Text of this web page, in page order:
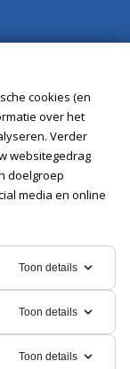
cookies (en
over het
Verder
websitegedrag
doelgroep
media en online
Toon details
Toon details
Toon details